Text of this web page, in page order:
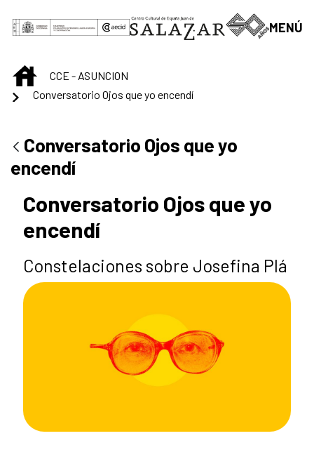
Saltar al contenido principal
MENÚ
INICIOCCE - ASUNCION
Conversatorio Ojos que yo encendí
Conversatorio Ojos que yo
encendí
Conversatorio Ojos que yo
encendí
Constelaciones sobre Josefina Plá